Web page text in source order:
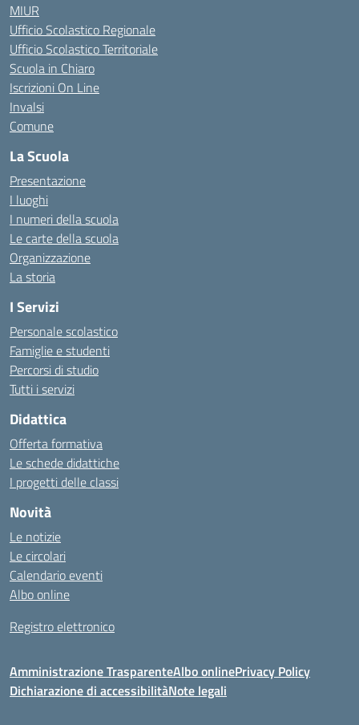
MIUR
Ufficio Scolastico Regionale
Ufficio Scolastico Territoriale
Scuola in Chiaro
Iscrizioni On Line
Invalsi
Comune
La Scuola
Presentazione
I luoghi
I numeri della scuola
Le carte della scuola
Organizzazione
La storia
I Servizi
Personale scolastico
Famiglie e studenti
Percorsi di studio
Tutti i servizi
Didattica
Offerta formativa
Le schede didattiche
I progetti delle classi
Novità
Le notizie
Le circolari
Calendario eventi
Albo online
Registro elettronico
Amministrazione TrasparenteAlbo onlinePrivacy Policy
Dichiarazione di accessibilitàNote legali